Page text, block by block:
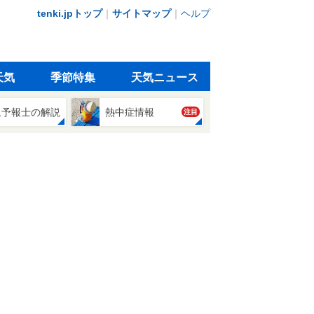
tenki.jpトップ｜ サイトマップ｜ ヘルプ
気 季節特集 天気ニュース
報士の解説 熱中症情報 注目